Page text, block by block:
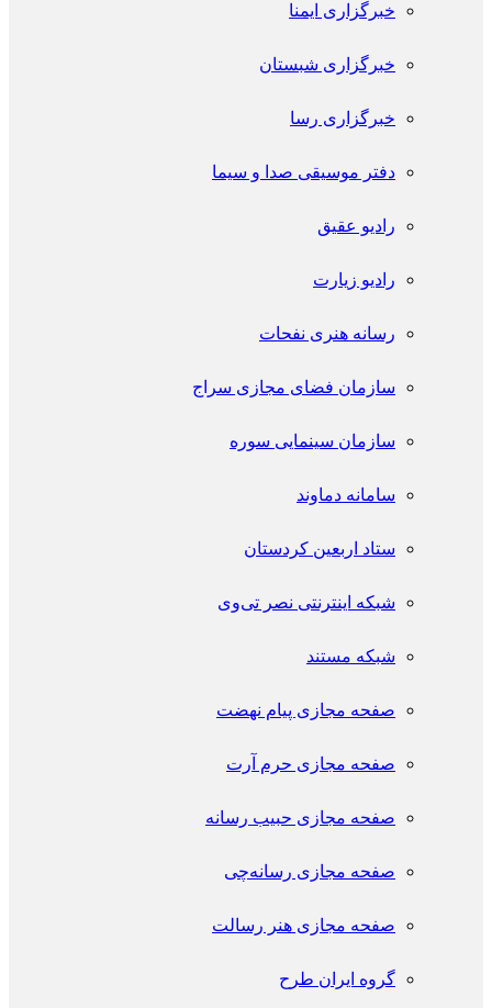
خبرگزاری ایمنا
خبرگزاری شبستان
خبرگزاری رسا
دفتر موسیقی صدا و سیما
رادیو عقیق
رادیو زیارت
رسانه هنری نفحات
سازمان فضای مجازی سراج
سازمان سینمایی سوره
سامانه دماوند
ستاد اربعین کردستان
شبکه اینترنتی نصر تی‌وی
شبکه مستند
صفحه مجازی پیام نهضت
صفحه مجازی حرم آرت
صفحه مجازی حبیب رسانه
صفحه مجازی رسانه‌چی
صفحه مجازی هنر رسالت
گروه ایران طرح